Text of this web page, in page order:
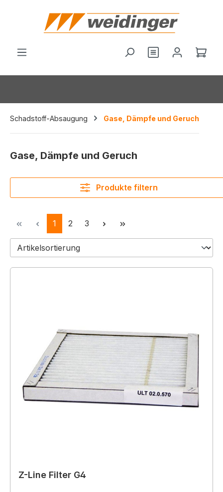
springen
Du hast 0
Schadstoff-Absaugung Gase, Dämpfe und Geruch
Gase, Dämpfe und Geruch
Produkte filtern
Seite
1 Seite
2 Seite
3
Z-Line Filter G4